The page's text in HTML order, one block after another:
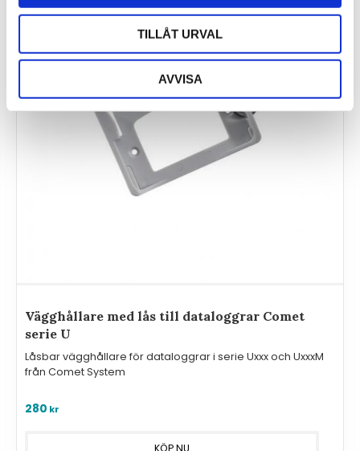
TILLÅT URVAL
AVVISA
Vägghållare med lås till dataloggrar Comet
serie U
Låsbar vägghållare för dataloggrar i serie Uxxx och UxxxM
från Comet System
280 kr